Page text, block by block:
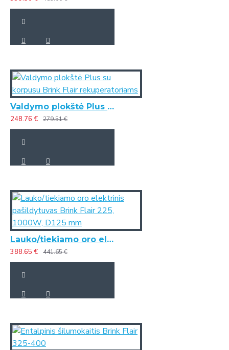
Valdymo plokštė Plus su korpusu Brink Flair rekuperatoriams
248.76 € 279.51 €
Lauko/tiekiamo oro elektrinis pašildytuvas Brink Flair 225, 1000W, D125 mm
388.65 € 441.65 €